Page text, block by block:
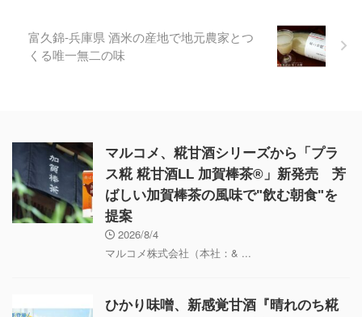
富久錦-兵庫県 酒米の産地で地元農家とつ
くる唯一無二の味
マルコメ、糀甘酒シリーズから「プラ
ス糀 糀甘酒LL 加賀棒茶®」新発売 芳
ばしい加賀棒茶の風味で"飲む朝食"を
提案
2026/8/4
マルコメ株式会社（本社：& ...
ひかり味噌、新感覚甘酒『晴れのち糀